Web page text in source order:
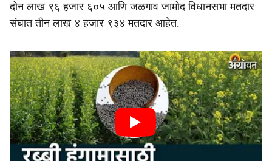
दोन लाख ९६ हजार ६०५ आणि जळगाव जामोद विधानसभा मतदार
संघात तीन लाख ४ हजार ९३४ मतदार आहेत.